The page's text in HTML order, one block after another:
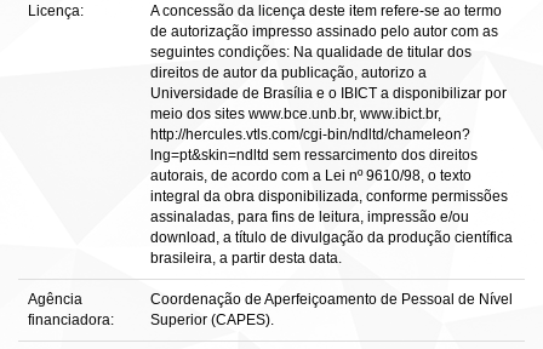
Licença:
A concessão da licença deste item refere-se ao termo
de autorização impresso assinado pelo autor com as
seguintes condições: Na qualidade de titular dos
direitos de autor da publicação, autorizo a
Universidade de Brasília e o IBICT a disponibilizar por
meio dos sites www.bce.unb.br, www.ibict.br,
http://hercules.vtls.com/cgi-bin/ndltd/chameleon?
lng=pt&skin=ndltd sem ressarcimento dos direitos
autorais, de acordo com a Lei nº 9610/98, o texto
integral da obra disponibilizada, conforme permissões
assinaladas, para fins de leitura, impressão e/ou
download, a título de divulgação da produção científica
brasileira, a partir desta data.
Agência
financiadora:
Coordenação de Aperfeiçoamento de Pessoal de Nível
Superior (CAPES).